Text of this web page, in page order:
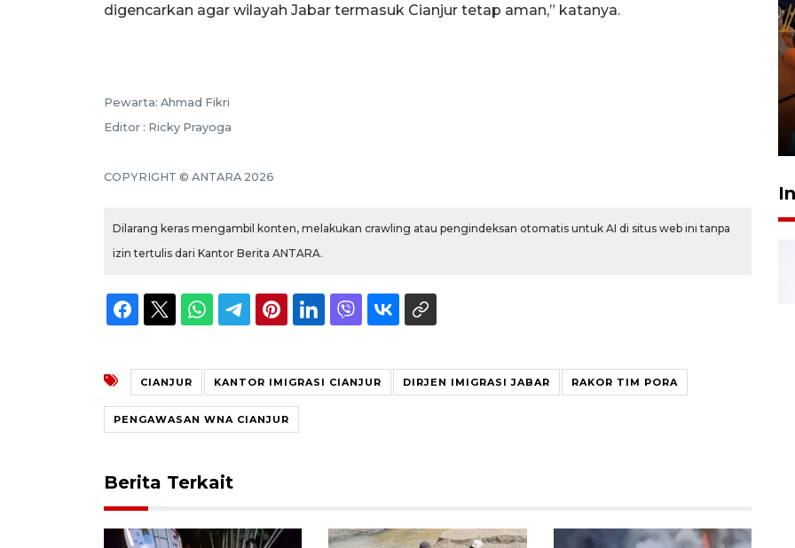
digencarkan agar wilayah Jabar termasuk Cianjur tetap aman,” katanya.
Pewarta: Ahmad Fikri
Editor : Ricky Prayoga
COPYRIGHT © ANTARA 2026
Dilarang keras mengambil konten, melakukan crawling atau pengindeksan otomatis untuk AI di situs web ini tanpa
izin tertulis dari Kantor Berita ANTARA.
CIANJUR KANTOR IMIGRASI CIANJUR DIRJEN IMIGRASI JABAR RAKOR TIM PORA
PENGAWASAN WNA CIANJUR
Berita Terkait